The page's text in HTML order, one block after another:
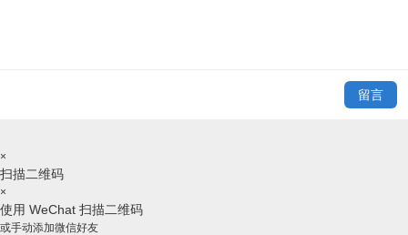
留言
×
扫描二维码
×
使用 WeChat 扫描二维码
或手动添加微信好友